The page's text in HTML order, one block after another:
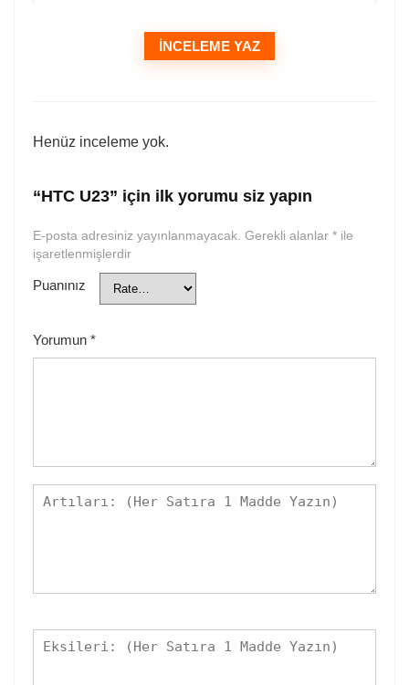
İNCELEME YAZ
Henüz inceleme yok.
“HTC U23” için ilk yorumu siz yapın
E-posta adresiniz yayınlanmayacak. Gerekli alanlar * ile
işaretlenmişlerdir
Puanınız
Yorumun *